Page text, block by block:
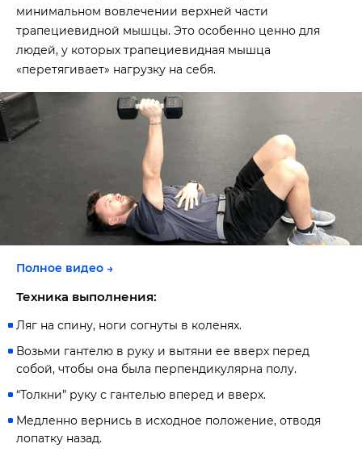
минимальном вовлечении верхней части
трапециевидной мышцы. Это особенно ценно для
людей, у которых трапециевидная мышца
«перетягивает» нагрузку на себя.
Полное видео →
Техника выполнения:
Ляг на спину, ноги согнуты в коленях.
Возьми гантелю в руку и вытяни ее вверх перед
собой, чтобы она была перпендикулярна полу.
“Толкни” руку с гантелью вперед и вверх.
Медленно вернись в исходное положение, отводя
лопатку назад.